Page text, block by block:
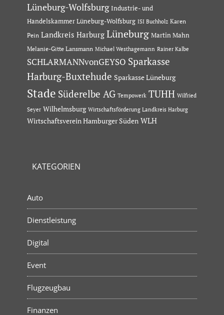
Lüneburg-Wolfsburg Industrie- und
Handelskammer Lüneburg-Wolfsburg ISI Buchholz Karen
Pein Landkreis Harburg Lüneburg Martin Mahn
Melanie-Gitte Lansmann Michael Westhagemann Rainer Kalbe
SCHLARMANNvonGEYSO Sparkasse
Harburg-Buxtehude Sparkasse Lüneburg
Stade Süderelbe AG Tempowerk TUHH Wilfried
Seyer Wilhelmsburg Wirtschaftsförderung Landkreis Harburg
Wirtschaftsverein Hamburger Süden WLH
KATEGORIEN
Auto
Dienstleistung
Digital
Event
Flugzeugbau
Finanzen